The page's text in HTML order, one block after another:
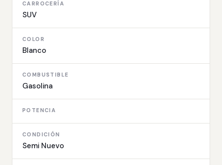
CARROCERÍA
SUV
COLOR
Blanco
COMBUSTIBLE
Gasolina
POTENCIA
CONDICIÓN
Semi Nuevo